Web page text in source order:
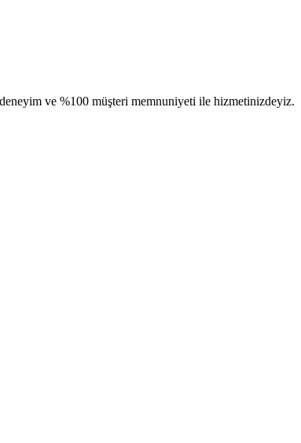
ve %100 müşteri memnuniyeti ile hizmetinizdeyiz.